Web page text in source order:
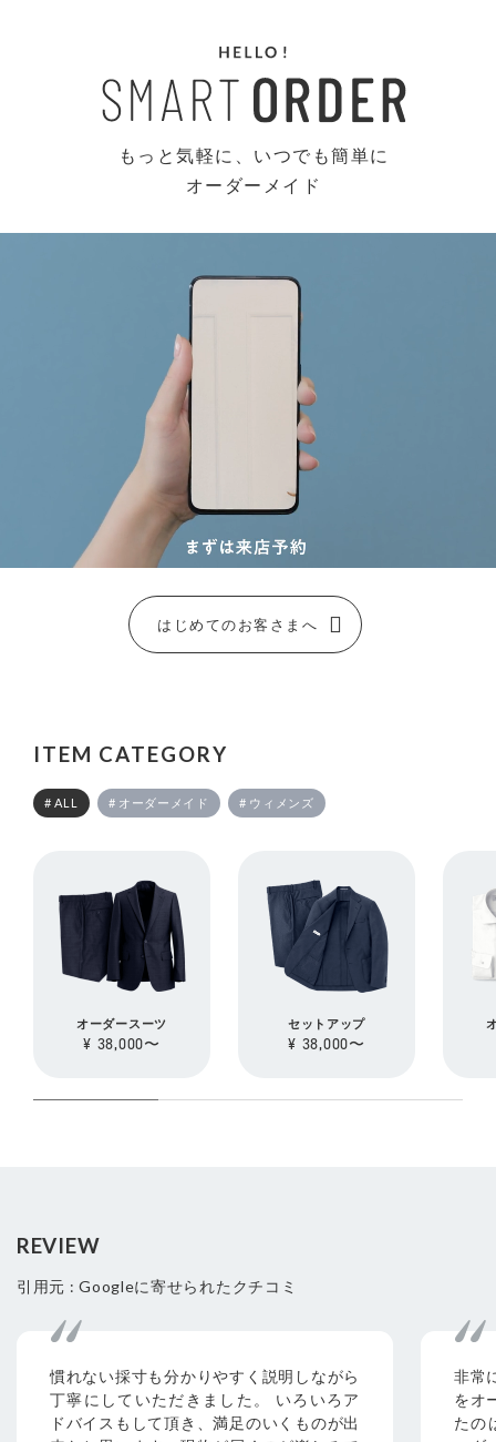
もっと気軽に、いつでも簡単に
オーダーメイド
はじめてのお客さまへ
ITEM CATEGORY
# ALL # オーダーメイド # ウィメンズ
オーダースーツ
¥ 38,000〜
セットアップ
¥ 38,000〜
REVIEW
引用元 : Googleに寄せられたクチコミ
慣れない採寸も分かりやすく説明しながら
丁寧にしていただきました。 いろいろア
ドバイスもして頂き、満足のいくものが出
非常
をオ
たの